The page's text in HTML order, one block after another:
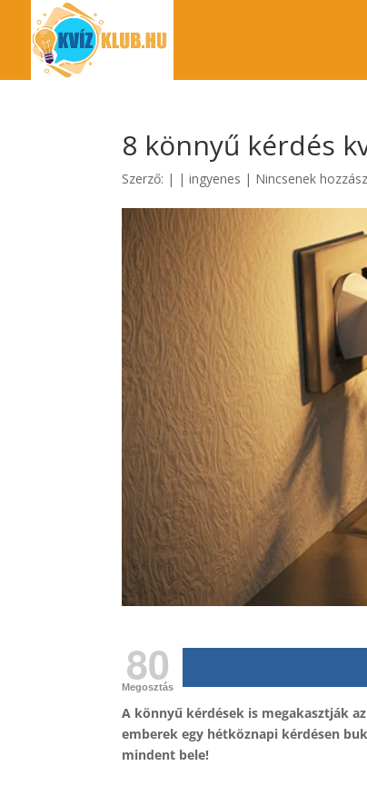
8 könnyű kérdés
Szerző: | |ingyenes | Nincsenek
80
Megosztás
A könnyű kérdések is megakasztják
emberek egy hétköznapi kérdésen
mindent bele!